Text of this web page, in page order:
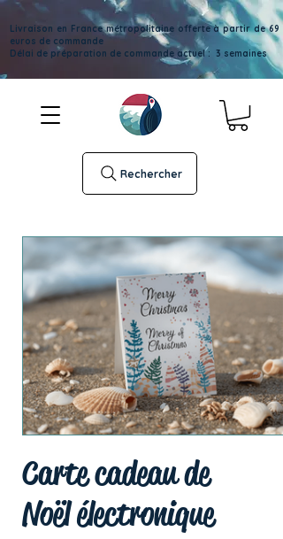
Livraison en France métropolitaine offerte à partir de 69
euros de commande
Délai de préparation de commande actuel : 3 semaines
Rechercher
Carte cadeau de
Noël électronique